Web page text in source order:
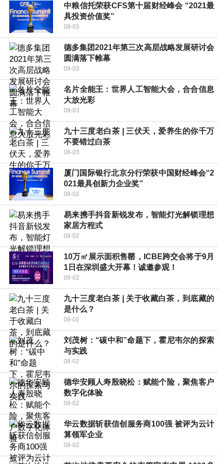
中粮信托荣获CFS第十届财经峰会 “2021最
具投资价值奖”
08-03
德多集团2021年第三次高层战略发展研讨会
圆满落下帷幕
08-03
名片全能王：世界人工智能大会，合合信息
大放光彩
08-03
九十三度老白茶 | 三伏天，爱养生的你千万
不要错过白茶
08-03
厦门国际银行北京分行荣获中国财经峰会“2
021最具创新力企业奖”
08-02
易来携手抖音新锐发布，智能灯光解锁理想
家居方程式
08-02
10万㎡展示面积售罄，ICBE跨交会将于9月
1日在深圳盛大开幕！诚邀参观！
08-02
九十三度老白茶 | 关于收藏白茶，到底藏的
是什么？
08-02
刘茂树：“碳中和”命题下，霍尼韦尔的探索
与实践
08-02
德华安顾人寿殷晓松：赋能个险，聚焦客户
数字化体验
08-02
华云数据斩获信创服务商100强 被评为云计
算领军企业
08-02